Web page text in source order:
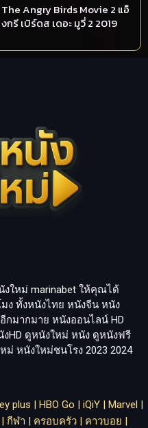
The Angry Birds Movie 2 แอ็
งกรี เบิร์ดส เดอะ มูวี่ 2 2019
งใหม่ marinabet ให้คุณได้
ง ทั้งหนังไทย หนังจีน หนัง
กมากมาย หนังออนไลน์ HD
งHD ดูหนังใหม่ หนัง ดูหนังฟรี
หนังใหม่ชนโรง 2023 2024
plus | HBO Go | iQiY | Marvel |
| กีฬา | ครอบครัว | คาวบอย |